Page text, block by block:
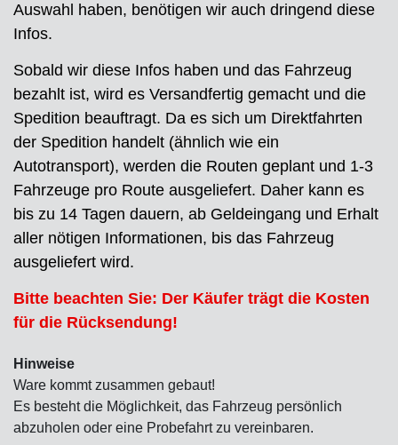
Auswahl haben, benötigen wir auch dringend diese
Infos.
Sobald wir diese Infos haben und das Fahrzeug
bezahlt ist, wird es Versandfertig gemacht und die
Spedition beauftragt. Da es sich um Direktfahrten
der Spedition handelt (ähnlich wie ein
Autotransport), werden die Routen geplant und 1-3
Fahrzeuge pro Route ausgeliefert. Daher kann es
bis zu 14 Tagen dauern, ab Geldeingang und Erhalt
aller nötigen Informationen, bis das Fahrzeug
ausgeliefert wird.
Bitte beachten Sie: Der Käufer trägt die Kosten
für die Rücksendung!
Hinweise
Ware kommt zusammen gebaut!
Es besteht die Möglichkeit, das Fahrzeug persönlich
abzuholen oder eine Probefahrt zu vereinbaren.